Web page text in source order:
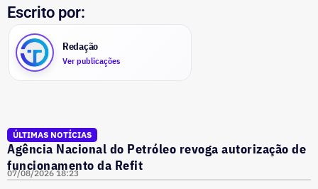
Escrito por:
Redação
Ver publicações
ÚLTIMAS NOTÍCIAS
Agência Nacional do Petróleo revoga autorização de
funcionamento da Refit
07/08/2026 18:23